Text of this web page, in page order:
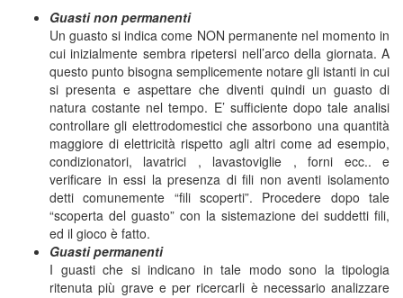
Guasti non permanenti
Un guasto si indica come NON permanente nel momento in
cui inizialmente sembra ripetersi nell’arco della giornata. A
questo punto bisogna semplicemente notare gli istanti in cui
si presenta e aspettare che diventi quindi un guasto di
natura costante nel tempo. E’ sufficiente dopo tale analisi
controllare gli elettrodomestici che assorbono una quantità
maggiore di elettricità rispetto agli altri come ad esempio,
condizionatori, lavatrici , lavastoviglie , forni ecc.. e
verificare in essi la presenza di fili non aventi isolamento
detti comunemente “fili scoperti”. Procedere dopo tale
“scoperta del guasto” con la sistemazione dei suddetti fili,
ed il gioco è fatto.
Guasti permanenti
I guasti che si indicano in tale modo sono la tipologia
ritenuta più grave e per ricercarli è necessario analizzare